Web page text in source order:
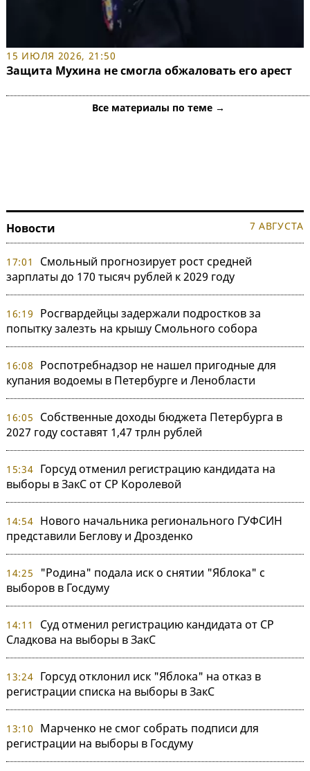
15 ИЮЛЯ 2026, 21:50
Защита Мухина не смогла обжаловать его арест
Все материалы по теме →
Новости 7 АВГУСТА
17:01
Смольный прогнозирует рост средней
зарплаты до 170 тысяч рублей к 2029 году
16:19
Росгвардейцы задержали подростков за
попытку залезть на крышу Смольного собора
16:08
Роспотребнадзор не нашел пригодные для
купания водоемы в Петербурге и Ленобласти
16:05
Собственные доходы бюджета Петербурга в
2027 году составят 1,47 трлн рублей
15:34 Горсуд отменил регистрацию кандидата на
выборы в ЗакС от СР Королевой
14:54 Нового начальника регионального ГУФСИН
представили Беглову и Дрозденко
14:25
"Родина" подала иск о снятии "Яблока" с
выборов в Госдуму
14:11
Суд отменил регистрацию кандидата от СР
Сладкова на выборы в ЗакС
13:24 Горсуд отклонил иск "Яблока" на отказ в
регистрации списка на выборы в ЗакС
13:10
Марченко не смог собрать подписи для
регистрации на выборы в Госдуму